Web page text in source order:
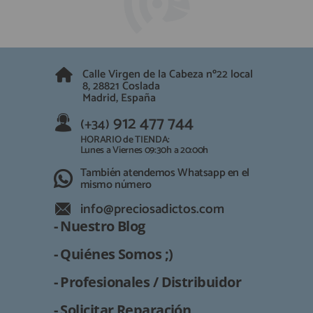
(+34) 912 477 744
HORARIO de TIENDA:
Lunes a Viernes 09:30h a 20:00h
También atendemos Whatsapp
info@preciosadictos.com
Calle Virgen de la Cabeza nº22 local
8, 28821 Coslada
Madrid, España
(+34) 912 477 744
HORARIO de TIENDA:
Lunes a Viernes 09:30h a 20:00h
También atendemos Whatsapp en el
mismo número
info@preciosadictos.com
- Nuestro Blog
- Quiénes Somos ;)
- Profesionales / Distribuidor